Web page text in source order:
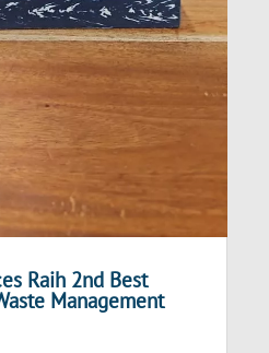
Raih 2nd Best
Management